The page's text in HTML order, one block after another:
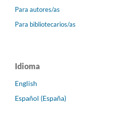
Para autores/as
Para bibliotecarios/as
Idioma
English
Español (España)